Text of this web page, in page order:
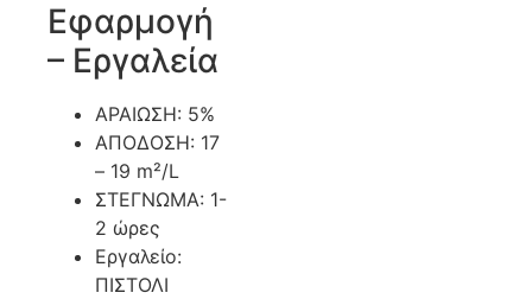
Εφαρμογή
– Εργαλεία
ΑΡΑΙΩΣΗ: 5%
ΑΠΟΔΟΣΗ: 17
– 19 m²/L
ΣΤΕΓΝΩΜΑ: 1-
2 ώρες
Εργαλείο:
ΠΙΣΤΟΛΙ